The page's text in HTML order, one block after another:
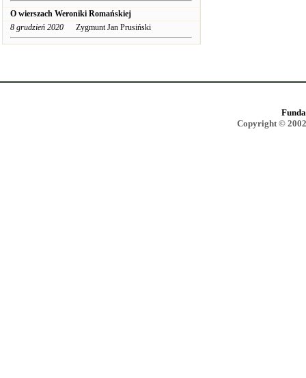
O wierszach Weroniki Romańskiej
8 grudzień 2020 Zygmunt Jan Prusiński
Copyright ©